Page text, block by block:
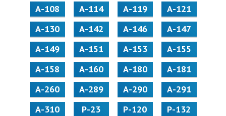
А-108
А-114 А-119
А-121
А-130
А-142 А-146
А-147
А-149
А-151 А-153
А-155
А-158
А-160 А-180
А-181
А-260
А-289 А-290
А-291
А-310
Р-23 Р-120
Р-132